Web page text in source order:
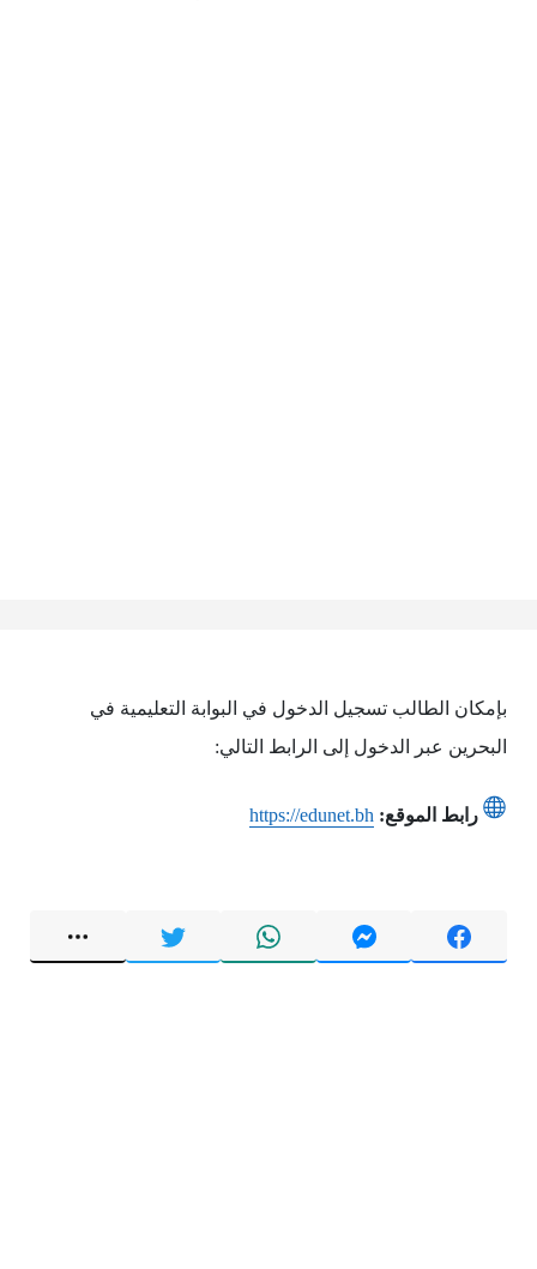
بإمكان الطالب تسجيل الدخول في البوابة التعليمية في
البحرين عبر الدخول إلى الرابط التالي:
رابط الموقع: https://edunet.bh